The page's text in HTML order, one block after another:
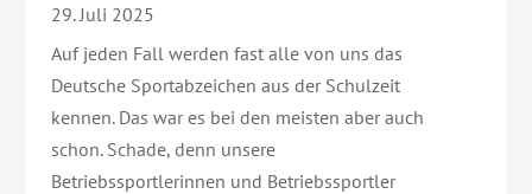
29. Juli 2025
Auf jeden Fall werden fast alle von uns das
Deutsche Sportabzeichen aus der Schulzeit
kennen. Das war es bei den meisten aber auch
schon. Schade, denn unsere
Betriebssportlerinnen und Betriebssportler